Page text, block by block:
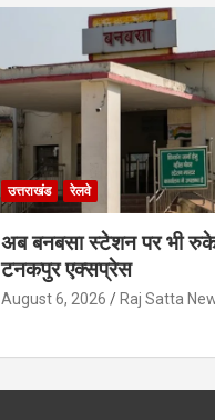
उत्तराखंड रेलवे
अब बनबसा स्टेशन पर भी
टनकपुर एक्सप्रेस
August 6, 2026 Raj Satta